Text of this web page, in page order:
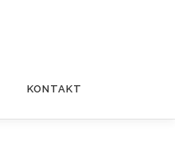
KONTAKT